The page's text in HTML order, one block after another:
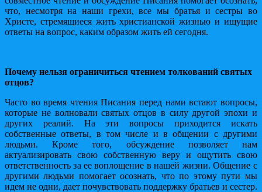
что, несмотря на наши грехи, все мы братья и сестры во
Христе, стремящиеся жить христианской жизнью и ищущие
ответы на вопрос, каким образом жить ей сегодня.
Почему нельзя ограничиться чтением толкований святых
отцов?
Часто во время чтения Писания перед нами встают вопросы,
которые не волновали святых отцов в силу другой эпохи и
других реалий. На эти вопросы приходится искать
собственные ответы, в том числе и в общении с другими
людьми. Кроме того, обсуждение позволяет нам
актуализировать свою собственную веру и ощутить свою
ответственность за ее воплощение в нашей жизни. Общение с
другими людьми помогает осознать, что по этому пути мы
идем не одни, дает почувствовать поддержку братьев и сестер.